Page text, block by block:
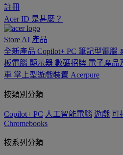
註冊
Acer ID 是甚麼？
Store AI 產品
全新產品 Copilot+ PC 筆記型電腦
板電腦 顯示器 數碼招牌 電子產品
車 掌上型遊戲裝置 Acerpure
按類別分類
Copilot+ PC 人工智能電腦 遊戲 可
Chromebooks
按系列分類